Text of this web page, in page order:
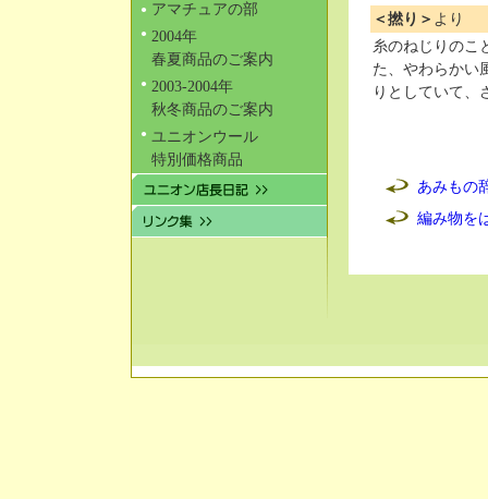
● アマチュアの部
● 2004年
春夏商品のご案内
● 2003-2004年
秋冬商品のご案内
● ユニオンウール
特別価格商品
＜撚り＞ より
糸のねじりのこ
た、やわらかい
りとしていて、
あみもの
編み物を